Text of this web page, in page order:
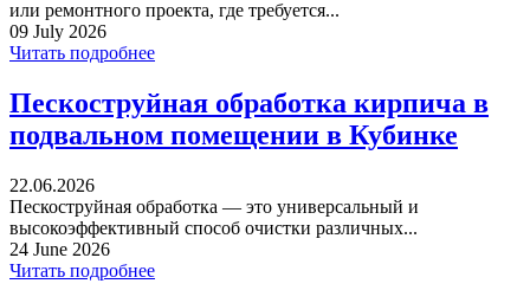
или ремонтного проекта, где требуется...
09 July 2026
Читать подробнее
Пескоструйная обработка кирпича в
подвальном помещении в Кубинке
22.06.2026
Пескоструйная обработка — это универсальный и
высокоэффективный способ очистки различных...
24 June 2026
Читать подробнее